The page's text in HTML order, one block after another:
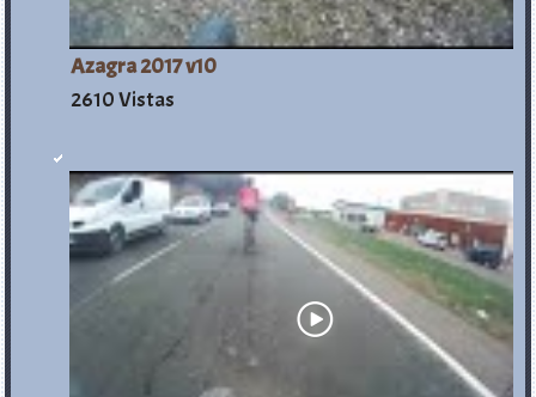
Azagra 2017 v10
2610 Vistas